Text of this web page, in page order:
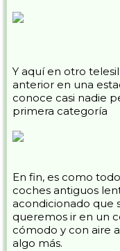
Y aquí en otro
anterior en una
conoce casi nadie
primera categoría
En fin, es como
coches antiguos
acondicionado que
queremos ir en un
cómodo y con aire
algo más.